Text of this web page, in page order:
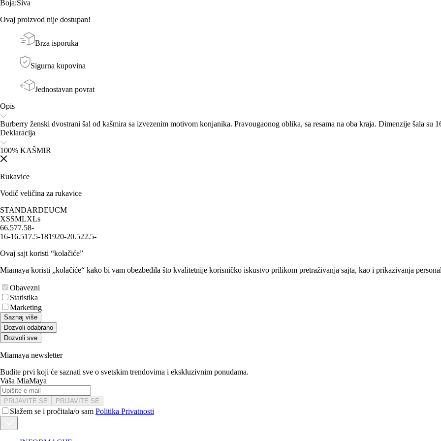
Boja:Siva
Ovaj proizvod nije dostupan!
Brza isporuka
Sigurna kupovina
Jednostavan povrat
Opis
Burberry ženski dvostrani šal od kašmira sa izvezenim motivom konjanika. Pravougaonog oblika, sa resama na oba kraja. Dimenzije šala su
Deklaracija
100% KAŠMIR
Rukavice
Vodič veličina za rukavice
STANDARDEUCM
XSSMLXLs
66.577.58-
16-16.517.5-181920-20.522.5-
Ovaj sajt koristi “kolačiće”
Miamaya koristi „kolačiće“ kako bi vam obezbedila što kvalitetnije korisničko iskustvo prilikom pretraživanja sajta, kao i prikazivanja
Obavezni
Statistika
Marketing
Saznaj više
Dozvoli odabrano
Dozvoli sve
Miamaya newsletter
Budite prvi koji će saznati sve o svetskim trendovima i ekskluzivnim ponudama.
Vaša MiaMaya
PRIJAVITE SE PRIJAVITE SE
Slažem se i pročitala/o sam Politika Privatnosti